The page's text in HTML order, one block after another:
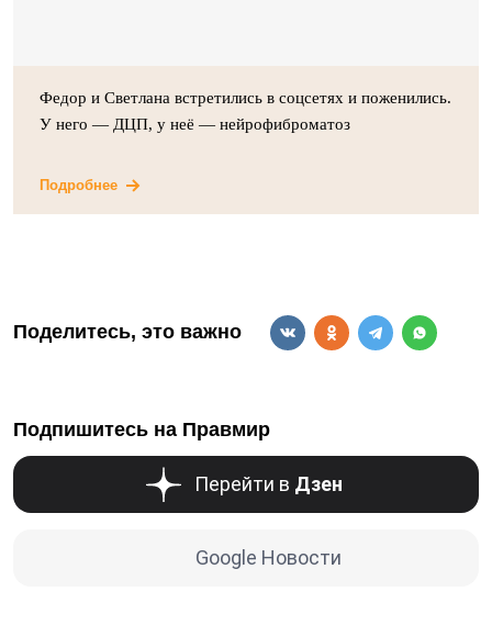
Федор и Светлана встретились в соцсетях и поженились.
У него — ДЦП, у неё — нейрофиброматоз
Подробнее
Поделитесь, это важно
Подпишитесь на Правмир
Перейти в Дзен
Google Новости